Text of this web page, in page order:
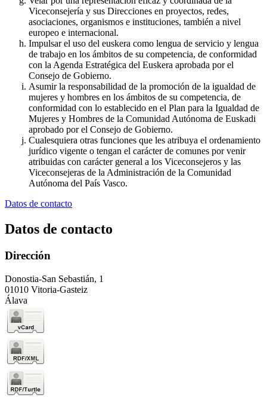
Viceconsejería y sus Direcciones en proyectos, redes,
asociaciones, organismos e instituciones, también a nivel
europeo e internacional.
Impulsar el uso del euskera como lengua de servicio y lengua
de trabajo en los ámbitos de su competencia, de conformidad
con la Agenda Estratégica del Euskera aprobada por el
Consejo de Gobierno.
Asumir la responsabilidad de la promoción de la igualdad de
mujeres y hombres en los ámbitos de su competencia, de
conformidad con lo establecido en el Plan para la Igualdad de
Mujeres y Hombres de la Comunidad Autónoma de Euskadi
aprobado por el Consejo de Gobierno.
Cualesquiera otras funciones que les atribuya el ordenamiento
jurídico vigente o tengan el carácter de comunes por venir
atribuidas con carácter general a los Viceconsejeros y las
Viceconsejeras de la Administración de la Comunidad
Autónoma del País Vasco.
Datos de contacto
Datos de contacto
Dirección
Donostia-San Sebastián, 1
01010 Vitoria-Gasteiz
Álava